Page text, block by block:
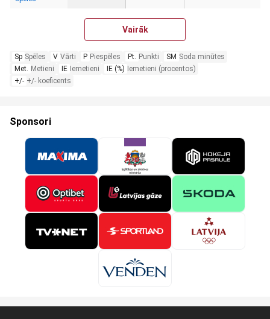
Vairāk
Sp Spēles V Vārti P Piespēles Pt. Punkti SM Soda minūtes
Met. Metieni IE Iemetieni IE (%)
Iemetieni (procentos)
+/- +/- koeficents
Sponsori